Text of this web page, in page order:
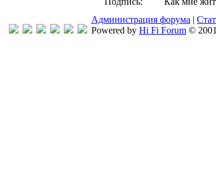
Администрация форума |
Powered by Hi Fi Forum ©